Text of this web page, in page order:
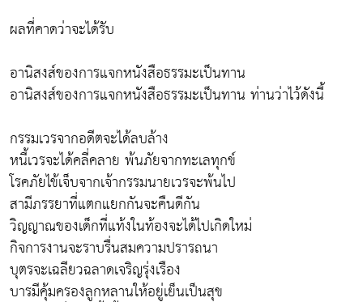
ผลที่คาดว่าจะได้รับ
อานิสงส์ของการแจกหนังสือธรรมะเป็นทาน
อานิสงส์ของการแจกหนังสือธรรมะเป็นทาน ท่านว่าไว้ดังนี้
กรรมเวรจากอดีตจะได้ลบล้าง
หนี้เวรจะได้คลี่คลาย พ้นภัยจากทะเลทุกข์
โรคภัยไข้เจ็บจากเจ้ากรรมนายเวรจะพ้นไป
สามีภรรยาที่แตกแยกกันจะคืนดีกัน
วิญญาณของเด็กที่แท้งในท้องจะได้ไปเกิดใหม่
กิจการงานจะราบรื่นสมความปรารถนา
บุตรจะเฉลียวฉลาดเจริญรุ่งเรือง
บารมีคุ้มครองลูกหลานให้อยู่เย็นเป็นสุข